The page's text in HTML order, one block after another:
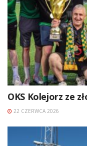
OKS Kolejorz ze
22 CZERWCA 2026